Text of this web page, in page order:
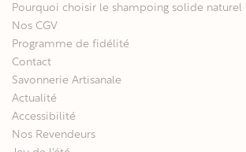
Pourquoi choisir le shampoing solide naturel
Nos CGV
Programme de fidélité
Contact
Savonnerie Artisanale
Actualité
Accessibilité
Nos Revendeurs